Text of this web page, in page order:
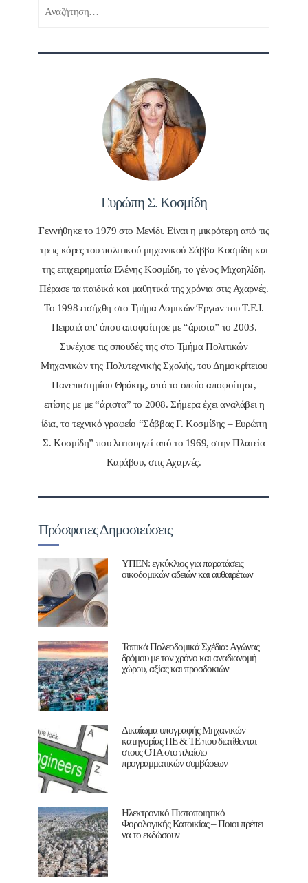
Ευρώπη Σ. Κοσμίδη
Γεννήθηκε το 1979 στο Μενίδι. Είναι η μικρότερη από τις
τρεις κόρες του πολιτικού μηχανικού Σάββα Κοσμίδη και
της επιχειρηματία Ελένης Κοσμίδη, το γένος Μιχαηλίδη.
Πέρασε τα παιδικά και μαθητικά της χρόνια στις Αχαρνές.
Το 1998 εισήχθη στο Τμήμα Δομικών Έργων του Τ.Ε.Ι.
Πειραιά απ' όπου αποφοίτησε με “άριστα” το 2003.
Συνέχισε τις σπουδές της στο Τμήμα Πολιτικών
Μηχανικών της Πολυτεχνικής Σχολής, του Δημοκρίτειου
Πανεπιστημίου Θράκης, από το οποίο αποφοίτησε,
επίσης με με “άριστα” το 2008. Σήμερα έχει αναλάβει η
ίδια, το τεχνικό γραφείο “Σάββας Γ. Κοσμίδης – Ευρώπη
Σ. Κοσμίδη” που λειτουργεί από το 1969, στην Πλατεία
Καράβου, στις Αχαρνές.
Πρόσφατες Δημοσιεύσεις
ΥΠΕΝ: εγκύκλιος για παρατάσεις
οικοδομικών αδειών και αυθαιρέτων
Τοπικά Πολεοδομικά Σχέδια: Aγώνας
δρόμου με τον χρόνο και αναδιανομή
χώρου, αξίας και προσδοκιών
Δικαίωμα υπογραφής Μηχανικών
κατηγορίας ΠΕ & ΤΕ που διατίθενται
στους ΟΤΑ στο πλαίσιο
προγραμματικών συμβάσεων
Ηλεκτρονικό Πιστοποιητικό
Φορολογικής Κατοικίας – Ποιοι πρέπει
να το εκδώσουν